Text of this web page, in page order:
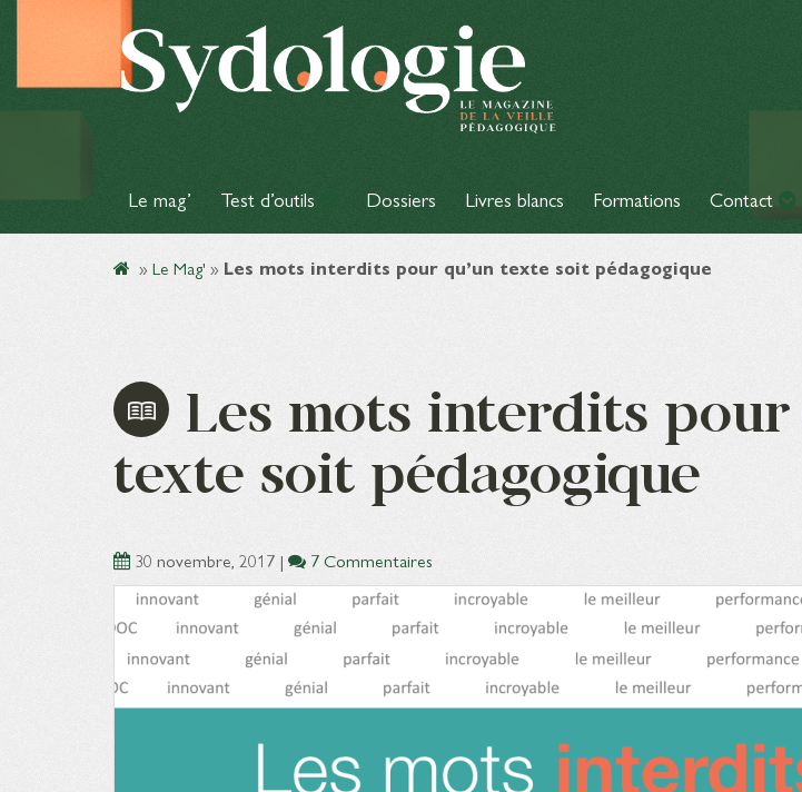
Le mag’ Test d’outils Dossiers Livres blancs Formations Contact
» Le Mag' » Les mots interdits pour qu’un texte soit pédagogique
Les mots interdits pour
texte soit pédagogique
30 novembre, 2017 | 7 Commentaires